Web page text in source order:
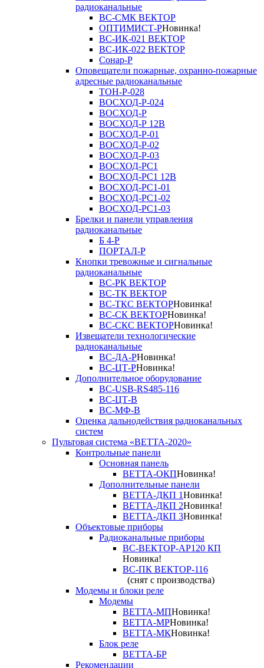
радиоканальные
ВС-СМК ВЕКТОР
ОПТИМИСТ-РНовинка!
ВС-ИК-021 ВЕКТОР
ВС-ИК-022 ВЕКТОР
Сонар-Р
Оповещатели пожарные, охранно-пожарные
адресные радиоканальные
ТОН-Р-028
ВОСХОД-Р-024
ВОСХОД-Р
ВОСХОД-Р 12В
ВОСХОД-Р-01
ВОСХОД-Р-02
ВОСХОД-Р-03
ВОСХОД-РС1
ВОСХОД-РС1 12В
ВОСХОД-РС1-01
ВОСХОД-РС1-02
ВОСХОД-РС1-03
Брелки и панели управления
радиоканальные
Б 4-Р
ПОРТАЛ-Р
Кнопки тревожные и сигнальные
радиоканальные
ВС-РК ВЕКТОР
ВС-ТК ВЕКТОР
ВС-ТКС ВЕКТОРНовинка!
ВС-СК ВЕКТОРНовинка!
ВС-СКС ВЕКТОРНовинка!
Извещатели технологические
радиоканальные
ВС-ДА-РНовинка!
ВС-ЦТ-РНовинка!
Дополнительное оборудование
ВС-USB-RS485-116
ВС-ЦТ-В
ВС-МФ-В
Оценка дальнодействия радиоканальных
систем
Пультовая система «ВЕТТА-2020»
Контрольные панели
Основная панель
ВЕТТА-ОКПНовинка!
Дополнительные панели
ВЕТТА-ДКП 1Новинка!
ВЕТТА-ДКП 2Новинка!
ВЕТТА-ДКП 3Новинка!
Объектовые приборы
Радиоканальные приборы
ВС-ВЕКТОР-АР120 КП
Новинка!
ВС-ПК ВЕКТОР-116
(снят с производства)
Модемы и блоки реле
Модемы
ВЕТТА-МПНовинка!
ВЕТТА-МРНовинка!
ВЕТТА-МКНовинка!
Блок реле
ВЕТТА-БР
Рекомендации